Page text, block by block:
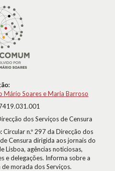
Mário Soares e Maria Barroso
dos Serviços de Censura
Circular n.º 297 da Direcção dos
Censura dirigida aos jornais do
Lisboa, agências noticiosas,
e delegações. Informa sobre a
de morada dos Serviços.